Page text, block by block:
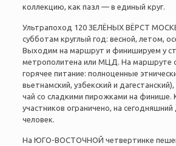
коллекцию, как пазл — в единый круг.
Ультрапоход 120 ЗЕЛЁНЫХ ВЁРСТ
субботам круглый год: весной, летом,
Выходим на маршрут и финишируем у
метрополитена или МЦД. На маршруте
горячее питание: полноценные
вьетнамский, узбекский и
чай со сладкими пирожками на финише.
участников ограничено, на
человек.
На ЮГО-ВОСТОЧНОЙ четвертинке